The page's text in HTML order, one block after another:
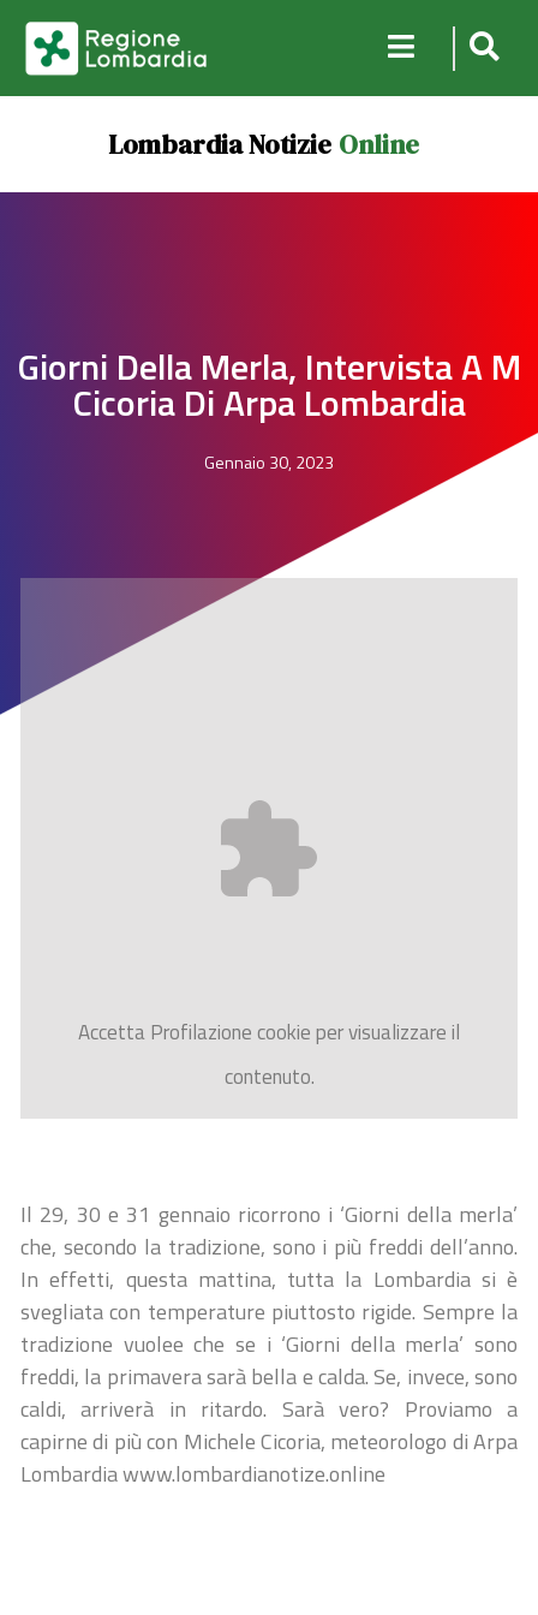
Lombardia Notizie Online
Giorni Della Merla, Intervista A M
Cicoria Di Arpa Lombardia
Gennaio 30, 2023
AccettaProfilazionecookie per visualizzare il
contenuto.
Il 29, 30 e 31 gennaio ricorrono i ‘Giorni della merla’
che, secondo la tradizione, sono i più freddi dell’anno.
In effetti, questa mattina, tutta la Lombardia si è
svegliata con temperature piuttosto rigide. Sempre la
tradizione vuolee che se i ‘Giorni della merla’ sono
freddi, la primavera sarà bella e calda. Se, invece, sono
caldi, arriverà in ritardo. Sarà vero? Proviamo a
capirne di più con Michele Cicoria, meteorologo di Arpa
Lombardia www.lombardianotize.online